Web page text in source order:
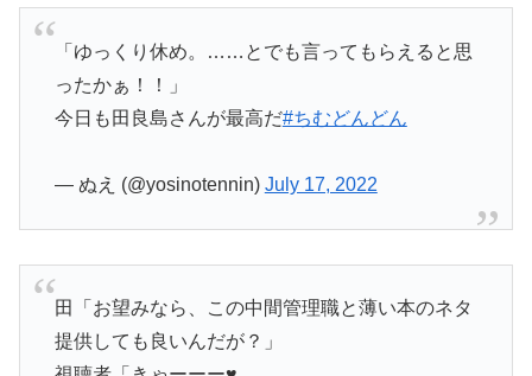
「ゆっくり休め。……とでも言ってもらえると思
ったかぁ！！」
今日も田良島さんが最高だ#ちむどんどん
— ぬえ (@yosinotennin) July 17, 2022
田「お望みなら、この中間管理職と薄い本のネタ
提供しても良いんだが？」